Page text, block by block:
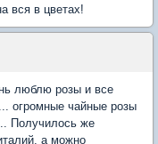
вся в цветах!
люблю розы и все
огромные чайные розы
Получилось же
а можно